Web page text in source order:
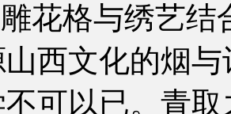
花格与绣艺结
西文化的烟
可以已。青